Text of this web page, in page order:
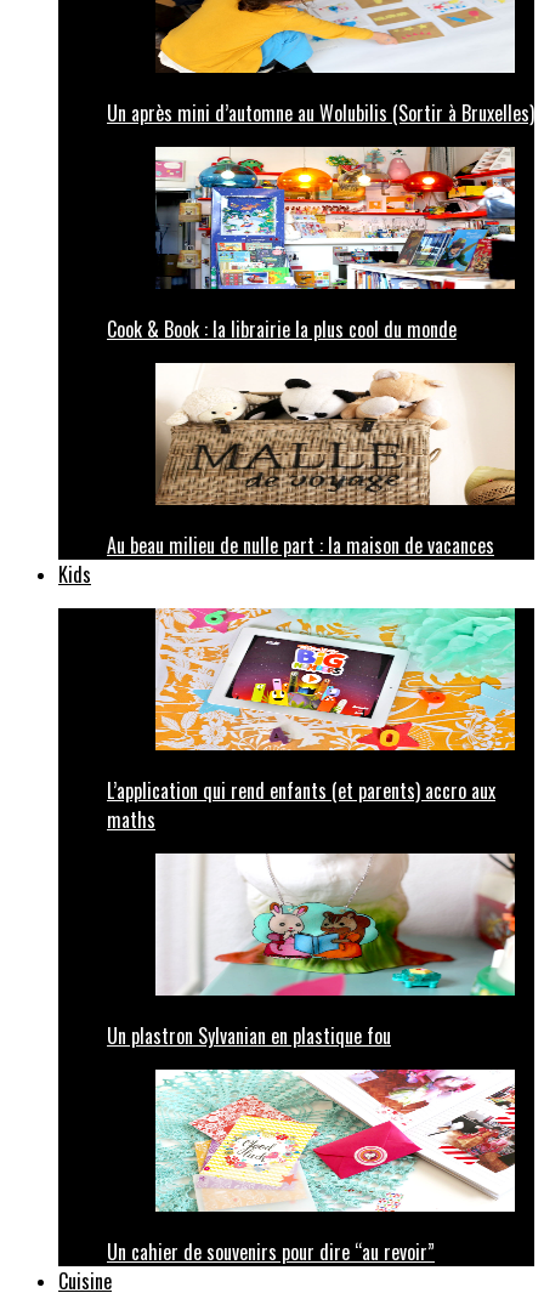
Un après mini d’automne au Wolubilis (Sortir à Bruxelles)
Cook & Book : la librairie la plus cool du monde
Au beau milieu de nulle part : la maison de vacances
Kids
L’application qui rend enfants (et parents) accro aux
maths
Un plastron Sylvanian en plastique fou
Un cahier de souvenirs pour dire “au revoir”
Cuisine